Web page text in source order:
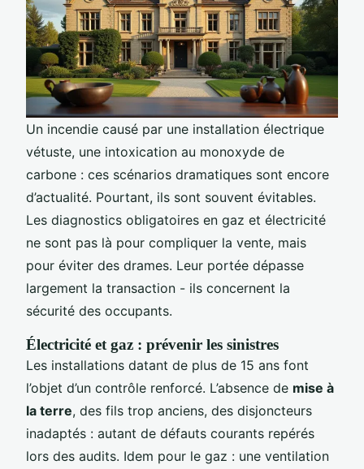
Un incendie causé par une installation électrique
vétuste, une intoxication au monoxyde de
carbone : ces scénarios dramatiques sont encore
d’actualité. Pourtant, ils sont souvent évitables.
Les diagnostics obligatoires en gaz et électricité
ne sont pas là pour compliquer la vente, mais
pour éviter des drames. Leur portée dépasse
largement la transaction - ils concernent la
sécurité des occupants.
Électricité et gaz : prévenir les sinistres
Les installations datant de plus de 15 ans font
l’objet d’un contrôle renforcé. L’absence de mise à
la terre, des fils trop anciens, des disjoncteurs
inadaptés : autant de défauts courants repérés
lors des audits. Idem pour le gaz : une ventilation